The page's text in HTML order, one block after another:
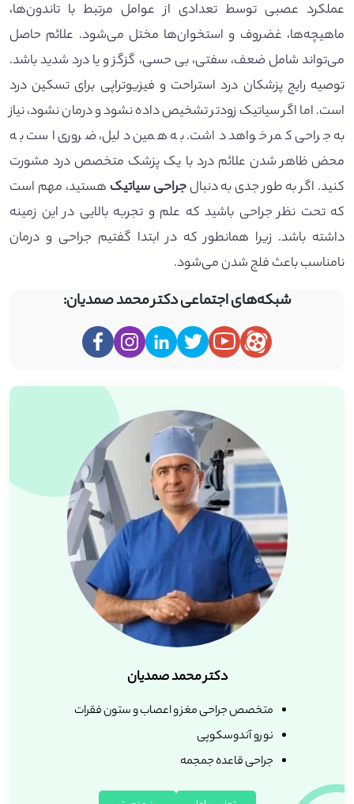
دکتر محمد صمدیان
متخصص جراحی مغز و اعصاب و ستون فقرات
نورو آندوسکوپی
جراحی قاعده جمجمه
عملکرد عصبی توسط تعدادی از عوامل مرتبط با تاندون‌ها،
ماهیچه‌ها، غضروف و استخوان‌ها مختل می‌شود. علائم حاصل
می‌تواند شامل ضعف، سفتی، بی حسی، گزگز و یا درد شدید باشد.
توصیه رایج پزشکان درد استراحت و فیزیوتراپی برای تسکین درد
است. اما اگر سیاتیک زودتر تشخیص داده نشود و درمان نشود، نیاز
به جراحی کمر خواهد داشت. به همین دلیل، ضروری است به
محض ظاهر شدن علائم درد با یک پزشک متخصص درد مشورت
کنید. اگر به طور جدی به دنبالجراحی سیاتیک هستید، مهم است
که تحت نظر جراحی باشید که علم و تجربه بالایی در این زمینه
داشته باشد. زیرا همانطور که در ابتدا گفتیم جراحی و درمان
نامناسب باعث فلج شدن می‌شود.
شبکه‌های اجتماعی دکتر محمد صمدیان: